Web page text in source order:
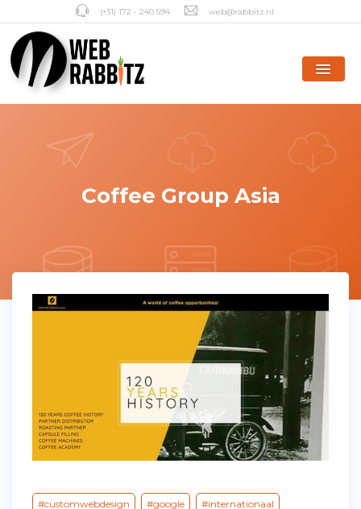
(+31) 172 - 240 594 web@rabbitz.nl
Coffee Group Asia
customwebdesign google internationaal